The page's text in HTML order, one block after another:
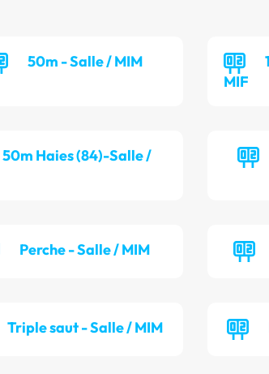
50m - Salle / MIM
MIF
50m Haies (84)-Salle /
Perche - Salle / MIM
Triple saut - Salle / MIM